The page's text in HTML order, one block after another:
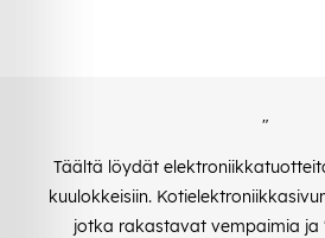
"
Täältä löydät
kuulokkeisiin.
jotka rakastavat vempaimia